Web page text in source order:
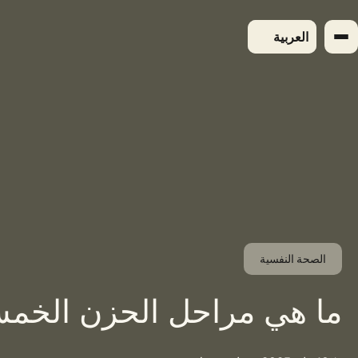
إلى
المحتوى
العربية
الصحة النفسية
ما هي مراحل الحزن